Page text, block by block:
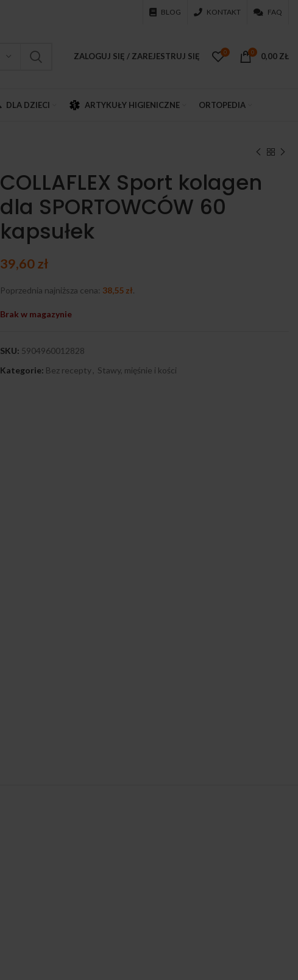
BLOG KONTAKT FAQ
ZALOGUJ SIĘ / ZAREJESTRUJ SIĘ 0 0 0,00 ZŁ
DLA DZIECI ARTYKUŁY HIGIENICZNE ORTOPEDIA
COLLAFLEX Sport kolagen
dla SPORTOWCÓW 60
kapsułek
39,60zł
Poprzednia najniższa cena: 38,55 zł.
Brak w magazynie
SKU: 5904960012828
Kategorie: Bez recepty Stawy, mięśnie i kości